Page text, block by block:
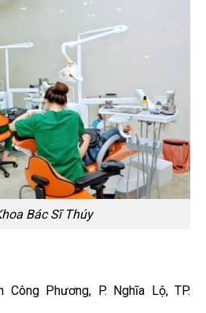
Bác Sĩ Thúy
Công Phương, P. Nghĩa Lộ, TP.